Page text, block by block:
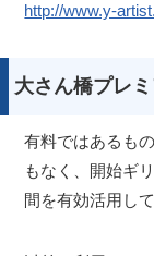
http://www.y-
大さん橋プレ
有料ではあるも
もなく、開始ギ
間を有効活用し